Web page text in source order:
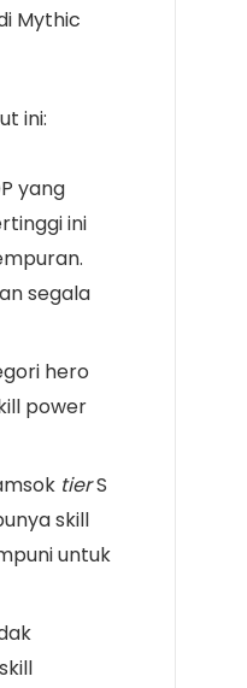
Mythic
ini:
yang
ini
segala
hero
power
tierS
skill
untuk